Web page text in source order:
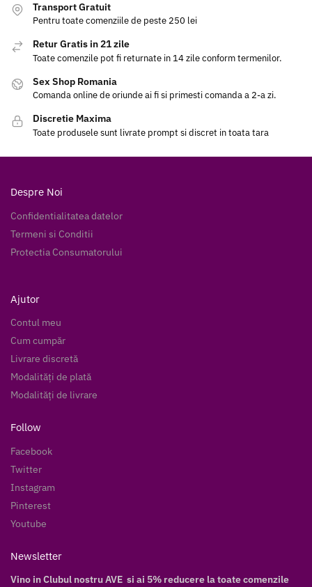
Transport Gratuit
Pentru toate comenziile de peste 250 lei
Retur Gratis in 21 zile
Toate comenzile pot fi returnate in 14 zile conform termenilor.
Sex Shop Romania
Comanda online de oriunde ai fi si primesti comanda a 2-a zi.
Discretie Maxima
Toate produsele sunt livrate prompt si discret in toata tara
Despre Noi
Confidentialitatea datelor
Termeni si Conditii
Protectia Consumatorului
Ajutor
Contul meu
Cum cumpăr
Livrare discretă
Modalități de plată
Modalități de livrare
Follow
Facebook
Twitter
Instagram
Pinterest
Youtube
Newsletter
Vino in Clubul nostru AVE si ai 5% reducere la toate comenzile